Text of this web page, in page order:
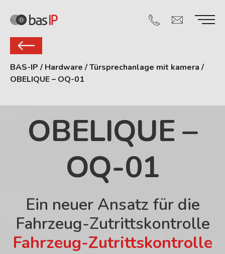
BAS-IP / Hardware /Türsprechanlage mit kamera /
OBELIQUE – OQ-01
OBELIQUE –
OQ-01
Ein neuer Ansatz für die
Fahrzeug-Zutrittskontrolle
Fahrzeug-Zutrittskontrolle